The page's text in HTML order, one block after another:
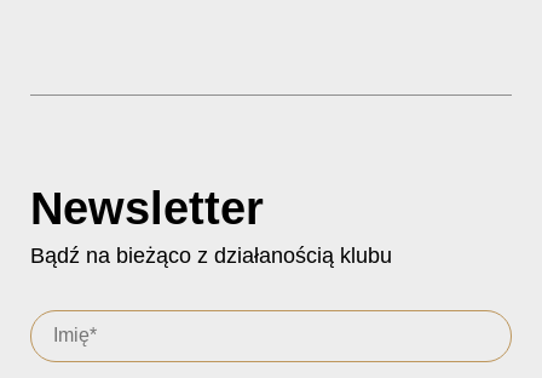
Newsletter
Bądź na bieżąco z działanością klubu